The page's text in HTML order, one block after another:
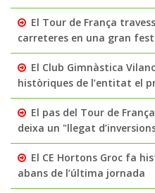
El Tour de França
carreteres en una gran
El Club Gimnàstica
històriques de l’entitat el
El pas del Tour de
deixa un "llegat
El CE Hortons Groc fa
abans de l’última jornada